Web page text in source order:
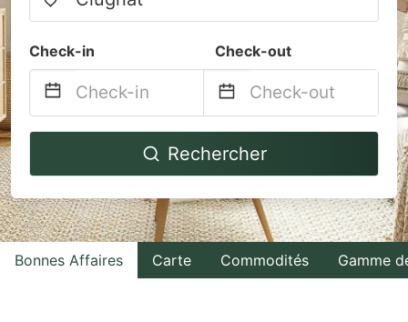
Check-in Check-out
Navigate
to
interact
with
the
Navigate
backward
to
interact
with
the
Rechercher
Bonnes Affaires Carte Commodités Gamme